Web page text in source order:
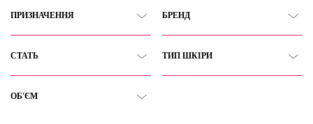
ПРИЗНАЧЕННЯ БРЕНД
СТАТЬ ТИП ШКІРИ
ОБ'ЄМ